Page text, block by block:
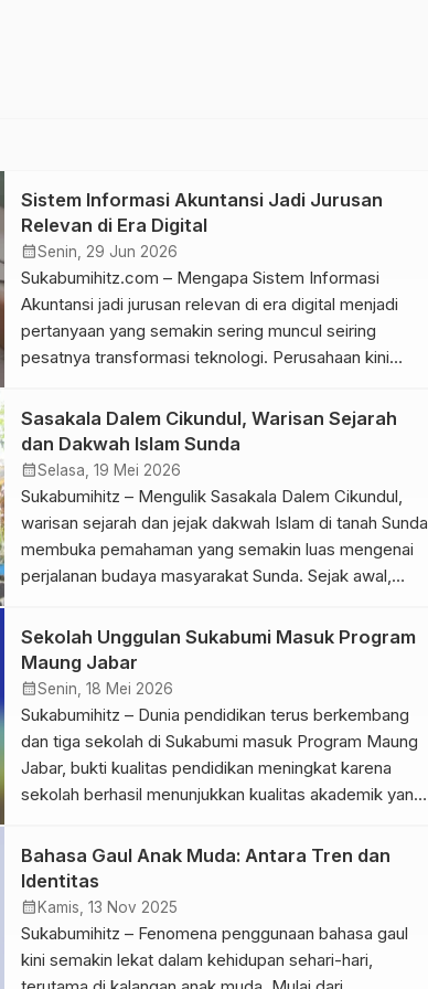
Sistem Informasi Akuntansi Jadi Jurusan
Relevan di Era Digital
calendar_monthSenin, 29 Jun 2026
Sukabumihitz.com – Mengapa Sistem Informasi
Akuntansi jadi jurusan relevan di era digital menjadi
pertanyaan yang semakin sering muncul seiring
pesatnya transformasi teknologi. Perusahaan kini
keputusan sehingga membutuhkan tenaga profesional
yang mampu mengelola informasi secara akurat
sekaligus memahami perkembangan teknologi.
Banyak orang masih menganggap akuntansi hanya
berkaitan dengan angka dan laporan […]
Sasakala Dalem Cikundul, Warisan Sejarah
dan Dakwah Islam Sunda
calendar_monthSelasa, 19 Mei 2026
Sukabumihitz – Mengulik Sasakala Dalem Cikundul,
warisan sejarah dan jejak dakwah Islam di tanah Sunda
membuka pemahaman yang semakin luas mengenai
perjalanan budaya masyarakat Sunda. Sejak awal,
temurun yang tetap hidup dalam ingatan kolektif
masyarakat. Karena itu, pembaca menemukan nilai
budaya yang terjaga meskipun zaman terus berubah.
Ketika pembaca […]
Sekolah Unggulan Sukabumi Masuk Program
Maung Jabar
calendar_monthSenin, 18 Mei 2026
Sukabumihitz – Dunia pendidikan terus berkembang
dan tiga sekolah di Sukabumi masuk Program Maung
Jabar, bukti kualitas pendidikan meningkat karena
sekolah berhasil menunjukkan kualitas akademik yang
serta mahasiswa yang mengikuti perkembangan dunia
pendidikan. Program Maung Jabar hadir sebagai
terobosan untuk mendorong sekolah unggulan yang
aktif menerapkan pembelajaran inovatif dan […]
Bahasa Gaul Anak Muda: Antara Tren dan
Identitas
calendar_month Kamis, 13 Nov 2025
Sukabumihitz – Fenomena penggunaan bahasa gaul
kini semakin lekat dalam kehidupan sehari-hari,